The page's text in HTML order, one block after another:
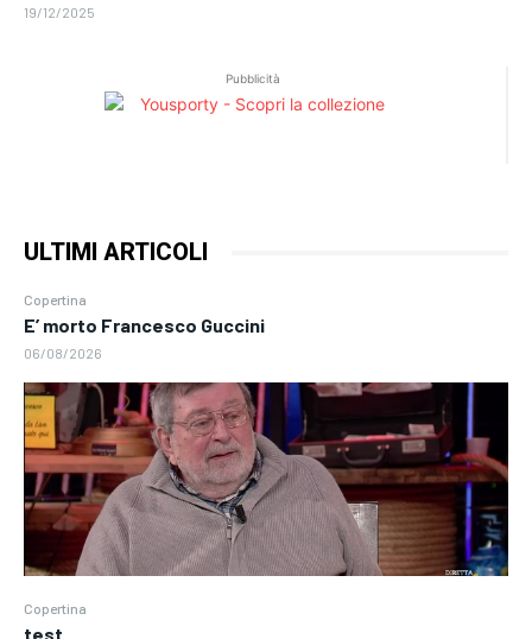
Pubblicità
ULTIMI ARTICOLI
Copertina
E’ morto Francesco Guccini
06/08/2026
Copertina
test
19/12/2025